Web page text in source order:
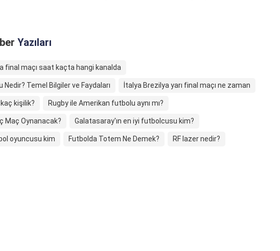
Yazıları
final maçı saat kaçta hangi kanalda
Nedir? Temel Bilgiler ve Faydaları İtalya Brezilya yarı final maçı ne zaman
kişilik? Rugby ile Amerikan futbolu aynı mı?
Maç Oynanacak? Galatasaray'ın en iyi futbolcusu kim?
oyuncusu kim Futbolda Totem Ne Demek? RF lazer nedir?